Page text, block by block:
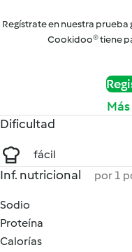
Regístrate en nuestra
Cookidoo® tiene
Dificultad
fácil
Inf. nutricional por 1
Sodio
Proteína
Calorías